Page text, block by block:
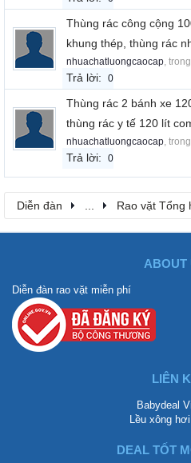
Thùng rác công cộng
khung thép, thùng rác
nhuachatluongcaocap,
Trả lời: 0
Thùng rác 2 bánh xe
thùng rác y tế 120 lít
nhuachatluongcaocap,
Trả lời: 0
Diễn đàn Rao vặt Tổng
ABOUT
Diễn đàn rao vặt miễn phí
LIÊN
Babydeal
Lều xông
DEAL TỐT